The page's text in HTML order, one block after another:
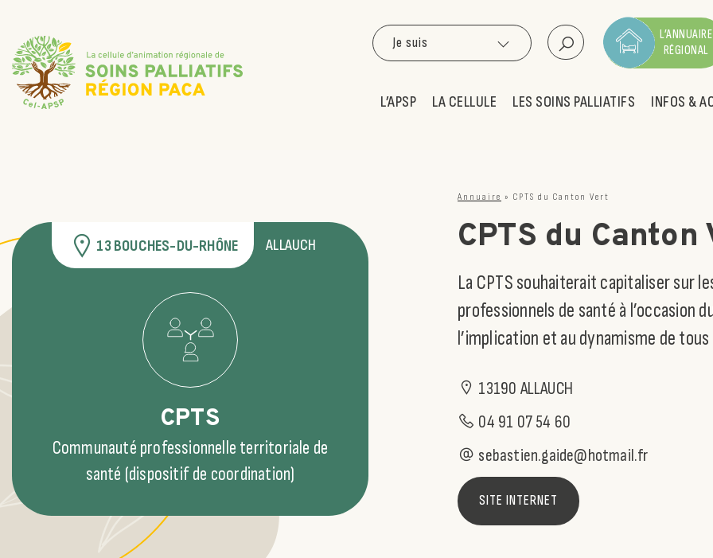
L’APSP LA CELLULE LES SOINS PALLIATIFS INFOS &
Je suis
L’ANNUAIRE
RÉGIONAL
13 BOUCHES-DU-RHÔNE ALLAUCH
CPTS
Communauté professionnelle territoriale de
santé (dispositif de coordination)
Annuaire » CPTS du Canton Vert
CPTS du Canton
La CPTS souhaiterait capitaliser sur
professionnels de santé à l’occasion
l’implication et au dynamisme de
13190 ALLAUCH
04 91 07 54 60
sebastien.gaide@hotmail.fr
SITE INTERNET